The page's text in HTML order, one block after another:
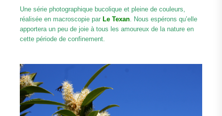
Une série photographique bucolique et pleine de couleurs,
réalisée en macroscopie par Le Texan. Nous espérons qu’elle
apportera un peu de joie à tous les amoureux de la nature en
cette période de confinement.